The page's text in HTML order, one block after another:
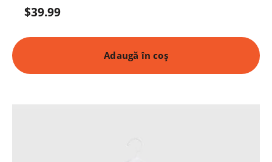
$39.99
Adaugă în coș